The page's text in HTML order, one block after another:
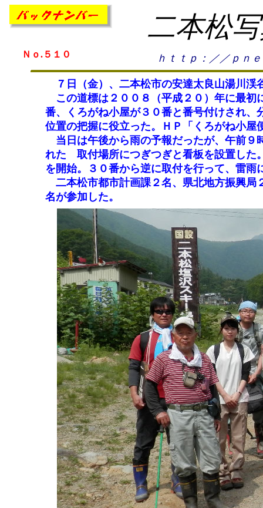
二本松
Ｎｏ.５１０ ｈｔｔｐ：／／ｐｎ
７日（金）、二本松市の安達太良山湯川渓
この道標は２００８（平成２０）年に最初
番、くろがね小屋が３０番と番号付けされ
位置の把握に役立った。ＨＰ「くろがね小
当日は午後から雨の予報だったが、午前９
れた 取付場所につぎつぎと看板を設置した
を開始。３０番から逆に取付を行って、雷
二本松市都市計画課２名、県北地方振興局
名が参加した。